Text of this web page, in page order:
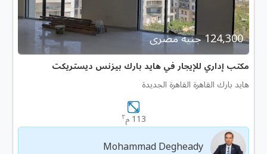
124,300 جنية مصرى
مكتب إداري للإيجار في هايد بارك بيزنس ديستريكت
هايد بارك القاهرة القاهرة الجديدة
113 م ٢
Mohammad Degheady